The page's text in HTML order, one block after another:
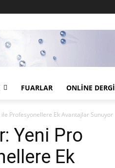
FUARLAR ONLINE DERGI
ile Profesyonellere Ek Avantajlar Sunuyor
Yeni Pro
Ek